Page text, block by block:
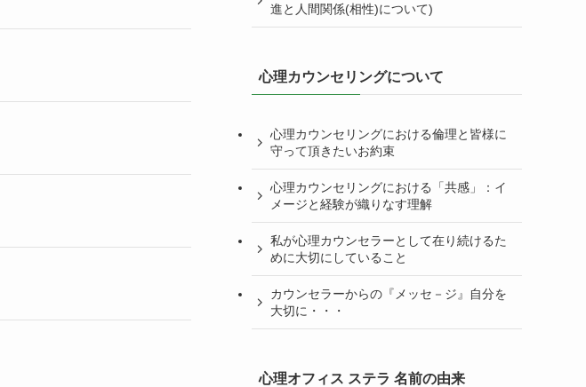
進と人間関係(相性)について)
心理カウンセリングについて
心理カウンセリングにおける倫理と皆様に
守って頂きたいお約束
心理カウンセリングにおける「共感」：イ
メージと経験が織りなす理解
私が心理カウンセラーとして在り続けるた
めに大切にしていること
カウンセラーからの『メッセ－ジ』自分を
大切に・・・
心理オフィス ステラ 名前の由来